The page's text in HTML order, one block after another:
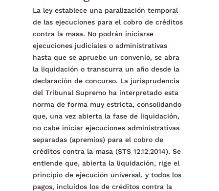
La ley establece una paralización temporal
de las ejecuciones para el cobro de créditos
contra la masa. No podrán iniciarse
ejecuciones judiciales o administrativas
hasta que se apruebe un convenio, se abra
la liquidación o transcurra un año desde la
declaración de concurso. La jurisprudencia
del Tribunal Supremo ha interpretado esta
norma de forma muy estricta, consolidando
que, una vez abierta la fase de liquidación,
no cabe iniciar ejecuciones administrativas
separadas (apremios) para el cobro de
créditos contra la masa (STS 12.12.2014). Se
entiende que, abierta la liquidación, rige el
principio de ejecución universal, y todos los
pagos, incluidos los de créditos contra la